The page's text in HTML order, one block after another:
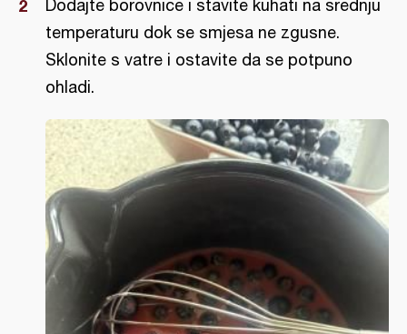
Dodajte borovnice i stavite kuhati na srednju
temperaturu dok se smjesa ne zgusne.
Sklonite s vatre i ostavite da se potpuno
ohladi.